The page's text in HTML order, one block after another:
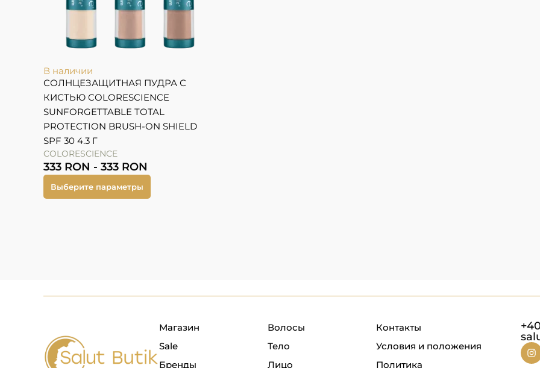
В наличии
СОЛНЦЕЗАЩИТНАЯ ПУДРА С
КИСТЬЮ COLORESCIENCE
SUNFORGETTABLE TOTAL
PROTECTION BRUSH-ON SHIELD
SPF 30 4.3 Г
COLORESCIENCE
333 RON - 333 RON
Выберите параметры
Магазин
Sale
Бренды
Волосы
Тело
Лицо
Контакты
Условия и положения
Политика